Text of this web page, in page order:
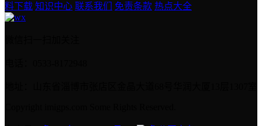
料下载 知识中心 联系我们 免责条款 热点大全